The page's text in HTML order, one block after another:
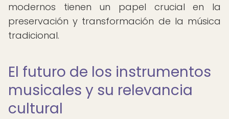
modernos tienen un papel crucial en la
preservación y transformación de la música
tradicional.
El futuro de los instrumentos
musicales y su relevancia
cultural